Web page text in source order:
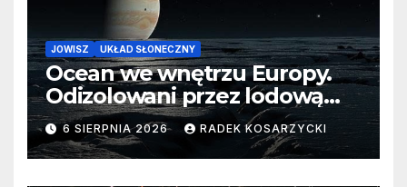
JOWISZ UKŁAD SŁONECZNY
Ocean we wnętrzu Europy.
Odizolowani przez lodową
barierę
6 SIERPNIA 2026 RADEK KOSARZYCKI